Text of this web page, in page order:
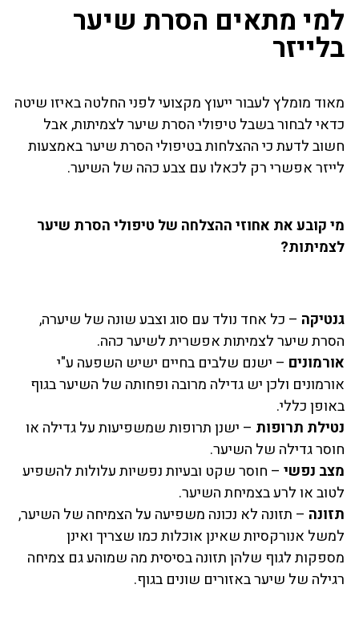
למי מתאים הסרת שיער
בלייזר
מאוד מומלץ לעבור ייעוץ מקצועי לפני החלטה באיזו שיטה
כדאי לבחור בשבל טיפולי הסרת שיער לצמיתות, אבל
חשוב לדעת כי ההצלחות בטיפולי הסרת שיער באמצעות
לייזר אפשרי רק לכאלו עם צבע כהה של השיער.
מי קובע את אחוזי ההצלחה של טיפולי הסרת שיער
לצמיתות?
גנטיקה – כל אחד נולד עם סוג וצבע שונה של שיערה,
הסרת שיער לצמיתות אפשרית לשיער כהה.
אורמונים – ישנם שלבים בחיים ישיש השפעה ע"י
אורמונים ולכן יש גדילה מרובה ופחותה של השיער בגוף
באופן כללי.
נטילת תרופות – ישנן תרופות שמשפיעות על גדילה או
חוסר גדילה של השיער.
מצב נפשי – חוסר שקט ובעיות נפשיות עלולות להשפיע
לטוב או לרע בצמיחת השיער.
תזונה – תזונה לא נכונה משפיעה על הצמיחה של השיער,
למשל אנורקסיות שאינן אוכלות כמו שצריך ואינן
מספקות לגוף שלהן תזונה בסיסית מה שמוהע גם צמיחה
רגילה של שיער באזורים שונים בגוף.